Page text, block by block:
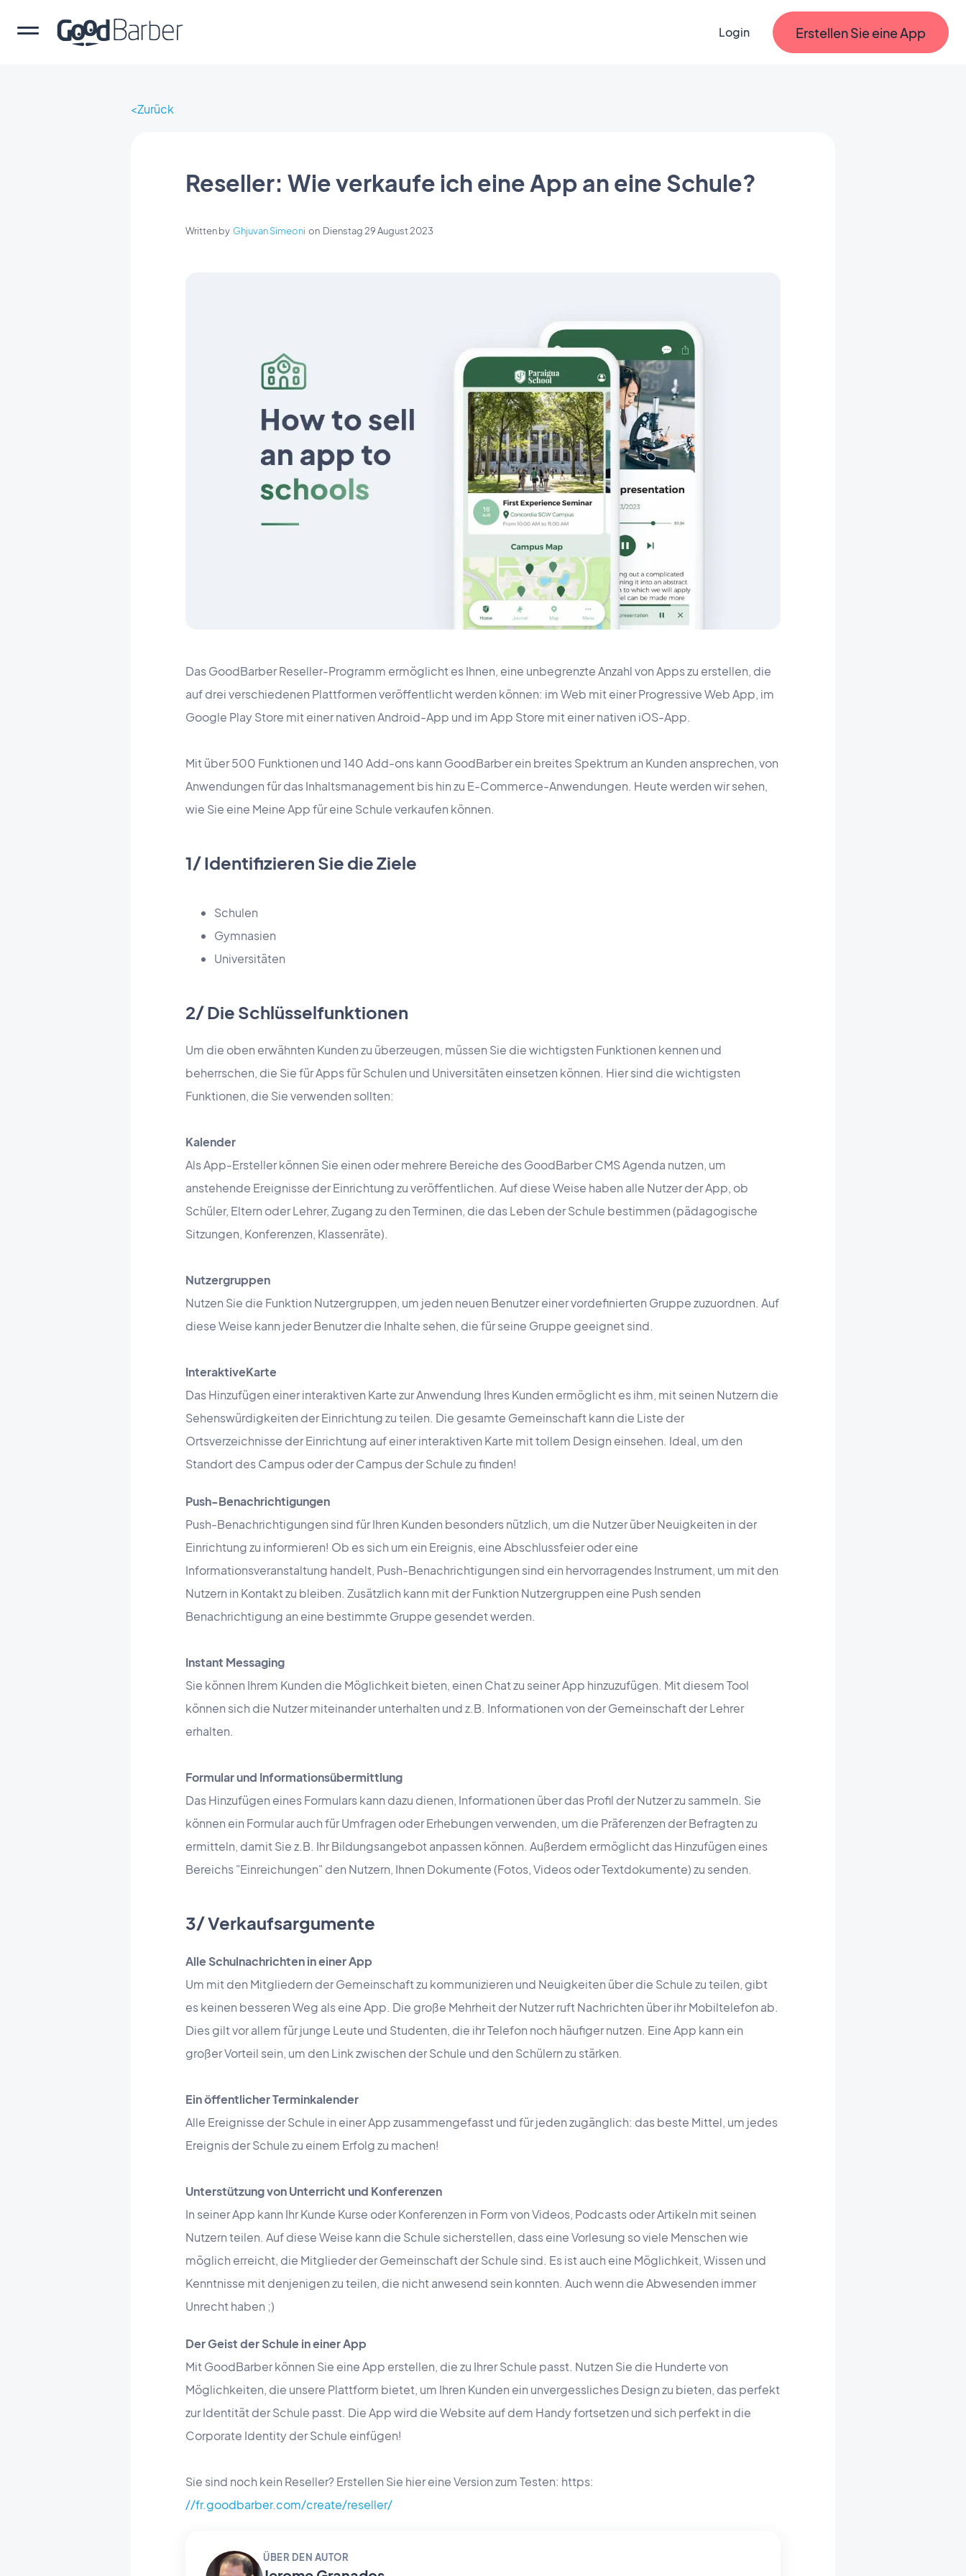
Login Erstellen Sie eine App
Zurück
Reseller: Wie verkaufe ich eine App an eine Schule?
Written by Ghjuvan Simeoni on Dienstag 29 August 2023
Das GoodBarber Reseller-Programm ermöglicht es Ihnen, eine unbegrenzte Anzahl von Apps zu erstellen, die
auf drei verschiedenen Plattformen veröffentlicht werden können: im Web mit einer Progressive Web App, im
Google Play Store mit einer nativen Android-App und im App Store mit einer nativen iOS-App.
Mit über 500 Funktionen und 140 Add-ons kann GoodBarber ein breites Spektrum an Kunden ansprechen, von
Anwendungen für das Inhaltsmanagement bis hin zu E-Commerce-Anwendungen. Heute werden wir sehen,
wie Sie eine Meine App für eine Schule verkaufen können.
1/ Identifizieren Sie die Ziele
Schulen
Gymnasien
Universitäten
2/ Die Schlüsselfunktionen
Um die oben erwähnten Kunden zu überzeugen, müssen Sie die wichtigsten Funktionen kennen und
beherrschen, die Sie für Apps für Schulen und Universitäten einsetzen können. Hier sind die wichtigsten
Funktionen, die Sie verwenden sollten:
Kalender
Als App-Ersteller können Sie einen oder mehrere Bereiche des GoodBarber CMS Agenda nutzen, um
anstehende Ereignisse der Einrichtung zu veröffentlichen. Auf diese Weise haben alle Nutzer der App, ob
Schüler, Eltern oder Lehrer, Zugang zu den Terminen, die das Leben der Schule bestimmen (pädagogische
Sitzungen, Konferenzen, Klassenräte).
Nutzergruppen
Nutzen Sie die Funktion Nutzergruppen, um jeden neuen Benutzer einer vordefinierten Gruppe zuzuordnen. Auf
diese Weise kann jeder Benutzer die Inhalte sehen, die für seine Gruppe geeignet sind.
InteraktiveKarte
Das Hinzufügen einer interaktiven Karte zur Anwendung Ihres Kunden ermöglicht es ihm, mit seinen Nutzern die
Sehenswürdigkeiten der Einrichtung zu teilen. Die gesamte Gemeinschaft kann die Liste der
Ortsverzeichnisse der Einrichtung auf einer interaktiven Karte mit tollem Design einsehen. Ideal, um den
Standort des Campus oder der Campus der Schule zu finden!
Push-Benachrichtigungen
Push-Benachrichtigungen sind für Ihren Kunden besonders nützlich, um die Nutzer über Neuigkeiten in der
Einrichtung zu informieren! Ob es sich um ein Ereignis, eine Abschlussfeier oder eine
Informationsveranstaltung handelt, Push-Benachrichtigungen sind ein hervorragendes Instrument, um mit den
Nutzern in Kontakt zu bleiben. Zusätzlich kann mit der Funktion Nutzergruppen eine Push senden
Benachrichtigung an eine bestimmte Gruppe gesendet werden.
Instant Messaging
Sie können Ihrem Kunden die Möglichkeit bieten, einen Chat zu seiner App hinzuzufügen. Mit diesem Tool
können sich die Nutzer miteinander unterhalten und z.B. Informationen von der Gemeinschaft der Lehrer
erhalten.
Formular und Informationsübermittlung
Das Hinzufügen eines Formulars kann dazu dienen, Informationen über das Profil der Nutzer zu sammeln. Sie
können ein Formular auch für Umfragen oder Erhebungen verwenden, um die Präferenzen der Befragten zu
ermitteln, damit Sie z.B. Ihr Bildungsangebot anpassen können. Außerdem ermöglicht das Hinzufügen eines
Bereichs "Einreichungen" den Nutzern, Ihnen Dokumente (Fotos, Videos oder Textdokumente) zu senden.
3/ Verkaufsargumente
Alle Schulnachrichten in einer App
Um mit den Mitgliedern der Gemeinschaft zu kommunizieren und Neuigkeiten über die Schule zu teilen, gibt
es keinen besseren Weg als eine App. Die große Mehrheit der Nutzer ruft Nachrichten über ihr Mobiltelefon ab.
Dies gilt vor allem für junge Leute und Studenten, die ihr Telefon noch häufiger nutzen. Eine App kann ein
großer Vorteil sein, um den Link zwischen der Schule und den Schülern zu stärken.
Ein öffentlicher Terminkalender
Alle Ereignisse der Schule in einer App zusammengefasst und für jeden zugänglich: das beste Mittel, um jedes
Ereignis der Schule zu einem Erfolg zu machen!
Unterstützung von Unterricht und Konferenzen
In seiner App kann Ihr Kunde Kurse oder Konferenzen in Form von Videos, Podcasts oder Artikeln mit seinen
Nutzern teilen. Auf diese Weise kann die Schule sicherstellen, dass eine Vorlesung so viele Menschen wie
möglich erreicht, die Mitglieder der Gemeinschaft der Schule sind. Es ist auch eine Möglichkeit, Wissen und
Kenntnisse mit denjenigen zu teilen, die nicht anwesend sein konnten. Auch wenn die Abwesenden immer
Unrecht haben ;)
Der Geist der Schule in einer App
Mit GoodBarber können Sie eine App erstellen, die zu Ihrer Schule passt. Nutzen Sie die Hunderte von
Möglichkeiten, die unsere Plattform bietet, um Ihren Kunden ein unvergessliches Design zu bieten, das perfekt
zur Identität der Schule passt. Die App wird die Website auf dem Handy fortsetzen und sich perfekt in die
Corporate Identity der Schule einfügen!
Sie sind noch kein Reseller? Erstellen Sie hier eine Version zum Testen: https:
//fr.goodbarber.com/create/reseller/
ÜBER DEN AUTOR